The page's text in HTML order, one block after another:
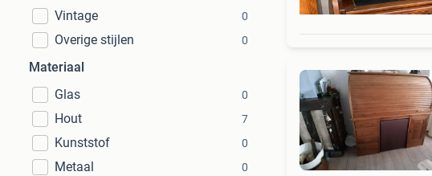
Vintage 0
Overige stijlen 0
Materiaal
Glas
0
Hout 7
Kunststof 0
Metaal 0